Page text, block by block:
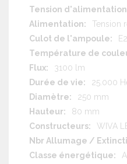
Tension
3100 lm
25.000
250 mm
80 mm
WIVA